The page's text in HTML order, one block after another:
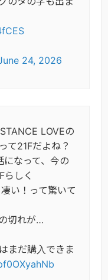
24, 2026
LOVEの
て21Fだよね？
になって、今の
らしく
い！って驚いて
切れが…
まだ購入できま